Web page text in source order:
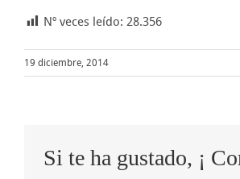
Nº veces leído: 28.356
19 diciembre, 2014
Si te ha gustado, ¡